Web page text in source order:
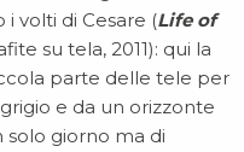
i volti di Cesare (Life of
su tela, 2011): qui la
parte delle tele per
e da un orizzonte
solo giorno ma di